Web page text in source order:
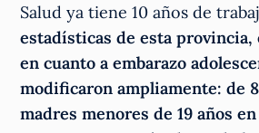
Salud ya tiene 10 años de
estadísticas de esta provincia,
en cuanto a embarazo
modificaron ampliamente: de
madres menores de 19 años en